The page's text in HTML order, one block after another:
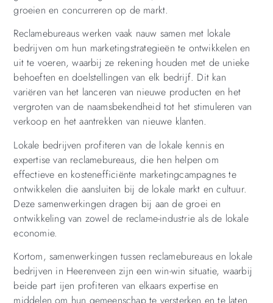
groeien en concurreren op de markt.
Reclamebureaus werken vaak nauw samen met lokale
bedrijven om hun marketingstrategieën te ontwikkelen en
uit te voeren, waarbij ze rekening houden met de unieke
behoeften en doelstellingen van elk bedrijf. Dit kan
variëren van het lanceren van nieuwe producten en het
vergroten van de naamsbekendheid tot het stimuleren van
verkoop en het aantrekken van nieuwe klanten.
Lokale bedrijven profiteren van de lokale kennis en
expertise van reclamebureaus, die hen helpen om
effectieve en kostenefficiënte marketingcampagnes te
ontwikkelen die aansluiten bij de lokale markt en cultuur.
Deze samenwerkingen dragen bij aan de groei en
ontwikkeling van zowel de reclame-industrie als de lokale
economie.
Kortom, samenwerkingen tussen reclamebureaus en lokale
bedrijven in Heerenveen zijn een win-win situatie, waarbij
beide part ijen profiteren van elkaars expertise en